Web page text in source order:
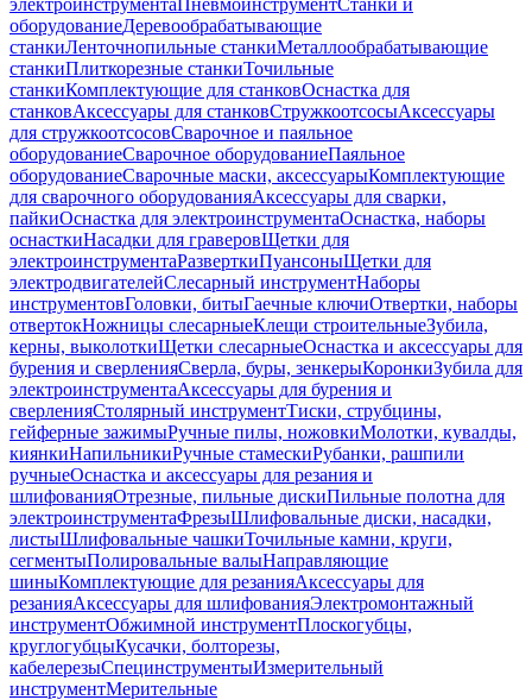
электроинструментаПневмоинструментСтанки и
оборудованиеДеревообрабатывающие
станкиЛенточнопильные станкиМеталлообрабатывающие
станкиПлиткорезные станкиТочильные
станкиКомплектующие для станковОснастка для
станковАксессуары для станковСтружкоотсосыАксессуары
для стружкоотсосовСварочное и паяльное
оборудованиеСварочное оборудованиеПаяльное
оборудованиеСварочные маски, аксессуарыКомплектующие
для сварочного оборудованияАксессуары для сварки,
пайкиОснастка для электроинструментаОснастка, наборы
оснасткиНасадки для граверовЩетки для
электроинструментаРазверткиПуансоныЩетки для
электродвигателейСлесарный инструментНаборы
инструментовГоловки, битыГаечные ключиОтвертки, наборы
отвертокНожницы слесарныеКлещи строительныеЗубила,
керны, выколоткиЩетки слесарныеОснастка и аксессуары для
бурения и сверленияСверла, буры, зенкерыКоронкиЗубила для
электроинструментаАксессуары для бурения и
сверленияСтолярный инструментТиски, струбцины,
гейферные зажимыРучные пилы, ножовкиМолотки, кувалды,
киянкиНапильникиРучные стамескиРубанки, рашпили
ручныеОснастка и аксессуары для резания и
шлифованияОтрезные, пильные дискиПильные полотна для
электроинструментаФрезыШлифовальные диски, насадки,
листыШлифовальные чашкиТочильные камни, круги,
сегментыПолировальные валыНаправляющие
шиныКомплектующие для резанияАксессуары для
резанияАксессуары для шлифованияЭлектромонтажный
инструментОбжимной инструментПлоскогубцы,
круглогубцыКусачки, болторезы,
кабелерезыСпецинструментыИзмерительный
инструментМерительные